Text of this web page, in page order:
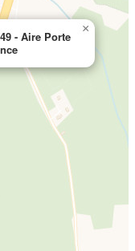
- Aire Porte
×